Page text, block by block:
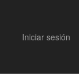
Iniciar sesión